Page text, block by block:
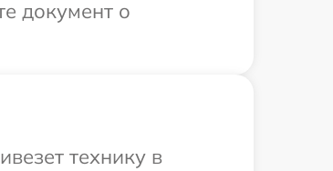
документ о
технику в